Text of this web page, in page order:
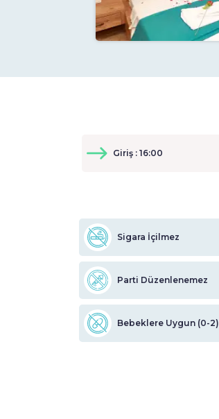
Giriş : 16:00
Sigara İçilmez
Parti Düzenlenemez
Bebeklere Uygun (0-2)